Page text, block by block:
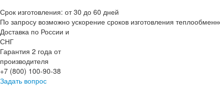
Срок изготовления: от 30 до 60 дней
По запросу возможно ускорение сроков изготовления
Доставка по России и
СНГ
Гарантия 2 года от
производителя
+7 (800) 100-90-38
Задать вопрос